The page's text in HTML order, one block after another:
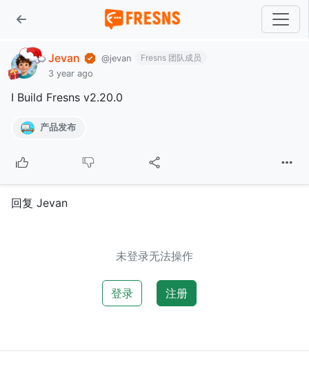
Jevan @jevan
Fresns 团队成员
3 year ago
I Build Fresns v2.20.0
产品发布
回复 Jevan
未登录无法操作
登录 注册